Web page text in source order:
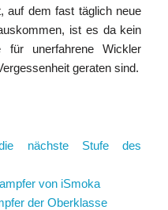
auf dem fast täglich neue
ist es da kein
für unerfahrene Wickler
geraten sind.
die nächste Stufe des
von iSmoka
der Oberklasse